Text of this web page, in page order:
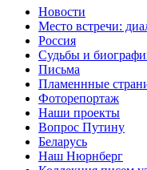
Новости
Место встречи:
Россия
Судьбы и
Письма
Пламеннные
Фоторепортаж
Наши проекты
Вопрос Путину
Беларусь
Наш Нюрнберг